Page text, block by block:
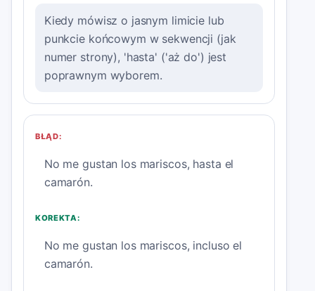
Kiedy mówisz o jasnym limicie lub
punkcie końcowym w sekwencji (jak
numer strony), 'hasta' ('aż do') jest
poprawnym wyborem.
BŁĄD:
No me gustan los mariscos, hasta el
camarón.
KOREKTA:
No me gustan los mariscos, incluso el
camarón.